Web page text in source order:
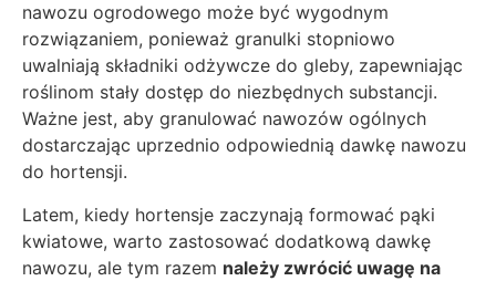
nawozu ogrodowego może być wygodnym
rozwiązaniem, ponieważ granulki stopniowo
uwalniają składniki odżywcze do gleby, zapewniając
roślinom stały dostęp do niezbędnych substancji.
Ważne jest, aby granulować nawozów ogólnych
dostarczając uprzednio odpowiednią dawkę nawozu
do hortensji.
Latem, kiedy hortensje zaczynają formować pąki
kwiatowe, warto zastosować dodatkową dawkę
nawozu, ale tym razem należy zwrócić uwagę na